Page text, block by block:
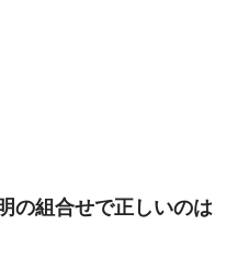
の組合せで正しいのは